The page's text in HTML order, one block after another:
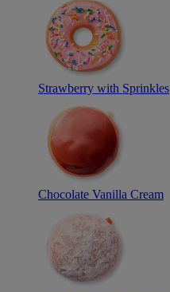
Strawberry with Sprinkles
Chocolate Vanilla Cream